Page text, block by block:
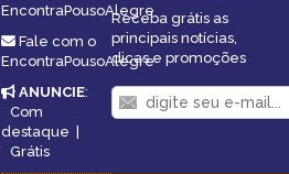
EncontraPousoAlegre
Fale com o
EncontraPousoAlegre
ANUNCIE:
Com
destaque |
Grátis
Receba grátis as
principais notícias,
dicas e promoções